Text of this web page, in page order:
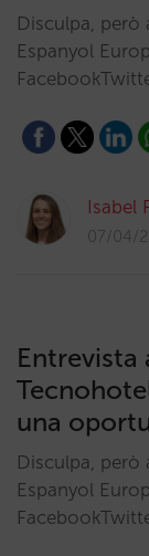
Disculpa, però
Espanyol
Isabel
07/04/
Entrevista
una
Disculpa, però
Espanyol